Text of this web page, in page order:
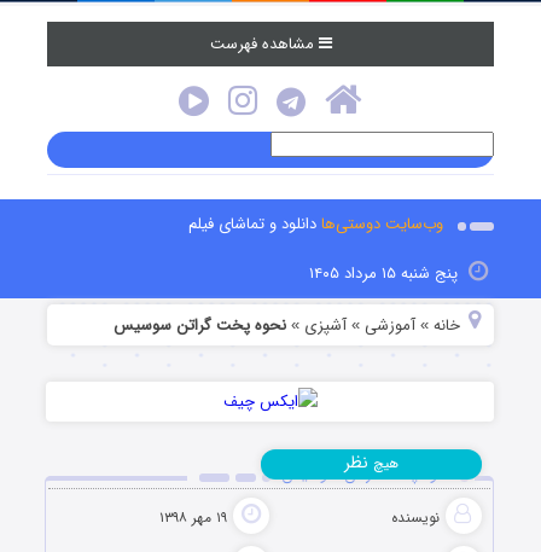
مشاهده فهرست
وب‌سایت دوستی‌هادانلود و تماشای فیلم
پنج شنبه ۱۵ مرداد ۱۴۰۵
خانه »آموزشی »آشپزی »نحوه پخت گراتن سوسیس
نحوه پخت گراتن سوسیس
نویسنده ۱۹ مهر ۱۳۹۸
هیچ نظر